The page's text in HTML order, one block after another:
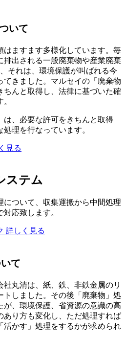
いて
はますます多様化しています。毎
排出される一般廃棄物や産業廃棄
それは、環境保護が叫ばれる今
てきました。マルセイの「廃棄物
ちんと取得し、法律に基づいた確
は、必要な許可をきちんと取得
理を行なっています。
見る
ステム
について、収集運搬から中間処理
応致します。
詳しく見る
て
社丸清は、紙、鉄、非鉄金属のリ
トしました。その後「廃棄物」処
が、環境保護、省資源の意識の高
あり方も変化し、ただ処理すれば
活かす」処理をするかが求められ